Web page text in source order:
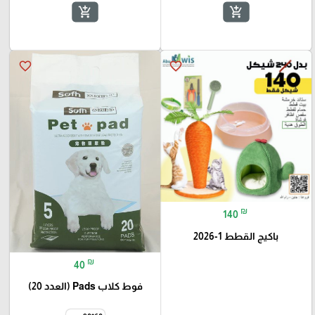
add_shopping_cart
add_shopping_cart
favorite_border
140 ₪
باكيج القطط 1-2026
favorite_border
40 ₪
فوط كلاب Pads (العدد 20)